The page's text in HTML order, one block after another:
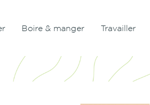
Boire & manger Travailler